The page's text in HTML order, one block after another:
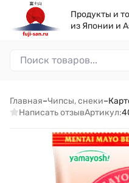
Продукты и
из Японии и
Главная–Чипсы, снеки–
Написать отзывАртикул: